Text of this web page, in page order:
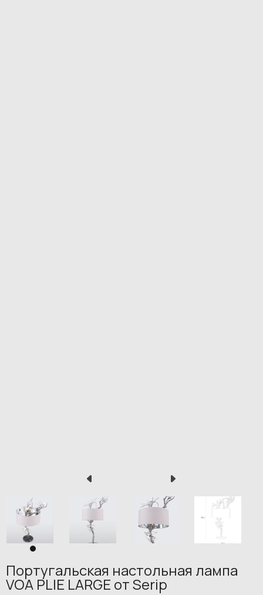
Португальская настольная лампа
VOA PLIE LARGE от Serip